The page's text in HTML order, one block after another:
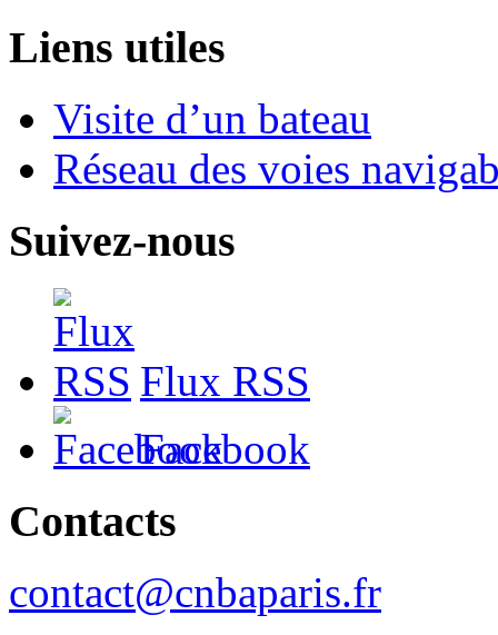
Liens utiles
Visite d’un bateau
Réseau des voies
Suivez-nous
Flux RSS
Facebook
Contacts
contact@cnbaparis.fr